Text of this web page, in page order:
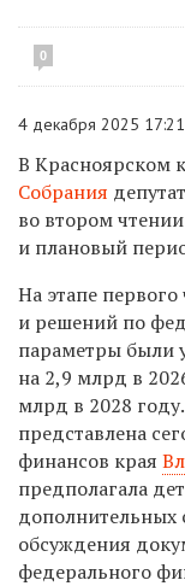
0
4 декабря 2025 17:21
В Красноярском
Собрания
во втором
и плановый
На этапе первого
и решений по
параметры были
на 2,9 млрд в
млрд в 2028
представлена
финансов края
предполагала
дополнительных
обсуждения
федерального